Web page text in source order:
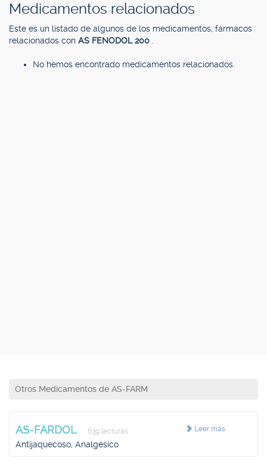
Medicamentos relacionados
Este es un listado de algunos de los medicamentos, fármacos
relacionados con AS FENODOL 200
No hemos encontrado medicamentos relacionados.
Otros Medicamentos de AS-FARM
Leer más
AS-FARDOL 639 lecturas
Antijaquecoso, Analgésico